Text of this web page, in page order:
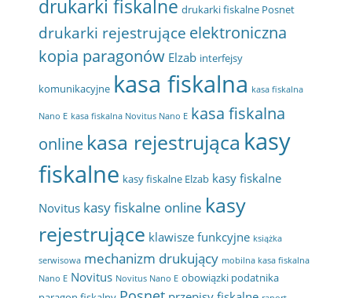
drukarki fiskalne drukarki fiskalne Posnet
drukarki rejestrujące elektroniczna
kopia paragonów Elzab interfejsy
komunikacyjne kasa fiskalna kasa fiskalna
Nano E kasa fiskalna Novitus Nano E kasa fiskalna
online kasa rejestrująca kasy
fiskalne kasy fiskalne Elzab kasy fiskalne
Novitus kasy fiskalne online kasy
rejestrujące klawisze funkcyjne książka
serwisowa mechanizm drukujący mobilna kasa fiskalna
Nano E Novitus Novitus Nano E obowiązki podatnika